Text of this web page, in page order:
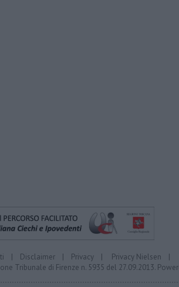
| Disclaimer | Privacy | Privacy Nielsen |
Tribunale di Firenze n. 5935 del 27.09.2013.